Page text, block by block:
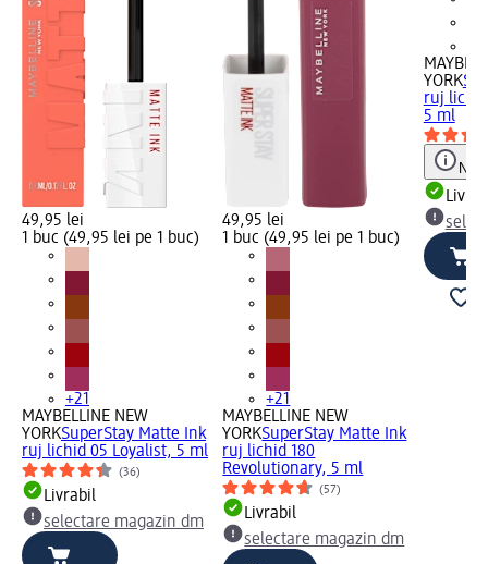
49,95 lei
1 buc (49,95 lei pe 1 buc)
+21
MAYBELLINE NEW
YORKSuperStay Matte Ink
ruj lichid 05 Loyalist, 5 ml
(36)
Livrabil
selectare magazin dm
49,95 lei
1 buc (49,95 lei pe 1 buc)
+21
MAYBELLINE NEW
YORKSuperStay Matte Ink
ruj lichid 180
Revolutionary, 5 ml
(57)
Livrabil
selectare magazin dm
YORK
ruj
5 ml
Notă